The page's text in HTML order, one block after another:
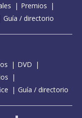
Premios
Guía / directorio
DVD
Guía / directorio